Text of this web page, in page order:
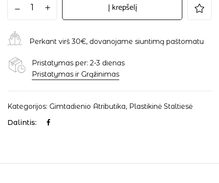
Į krepšelį
Perkant virš 30€, dovanojame siuntimą paštomatu
Pristatymas per: 2-3 dienas
Pristatymas ir Grąžinimas
Kategorijos: Gimtadienio Atributika, Plastikinė Staltiesė
Dalintis: